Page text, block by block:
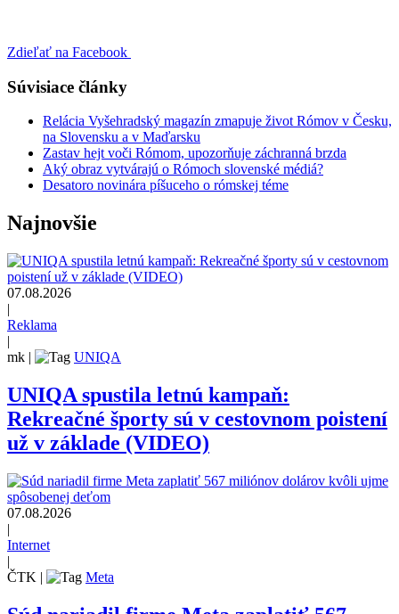
Zdieľať na Facebook
Súvisiace články
Relácia Vyšehradský magazín zmapuje život Rómov v Česku,
na Slovensku a v Maďarsku
Zastav hejt voči Rómom, upozorňuje záchranná brzda
Aký obraz vytvárajú o Rómoch slovenské médiá?
Desatoro novinára píšuceho o rómskej téme
Najnovšie
07.08.2026
|
Reklama
|
mk | UNIQA
UNIQA spustila letnú kampaň:
Rekreačné športy sú v cestovnom poistení
už v základe (VIDEO)
07.08.2026
|
Internet
|
ČTK | Meta